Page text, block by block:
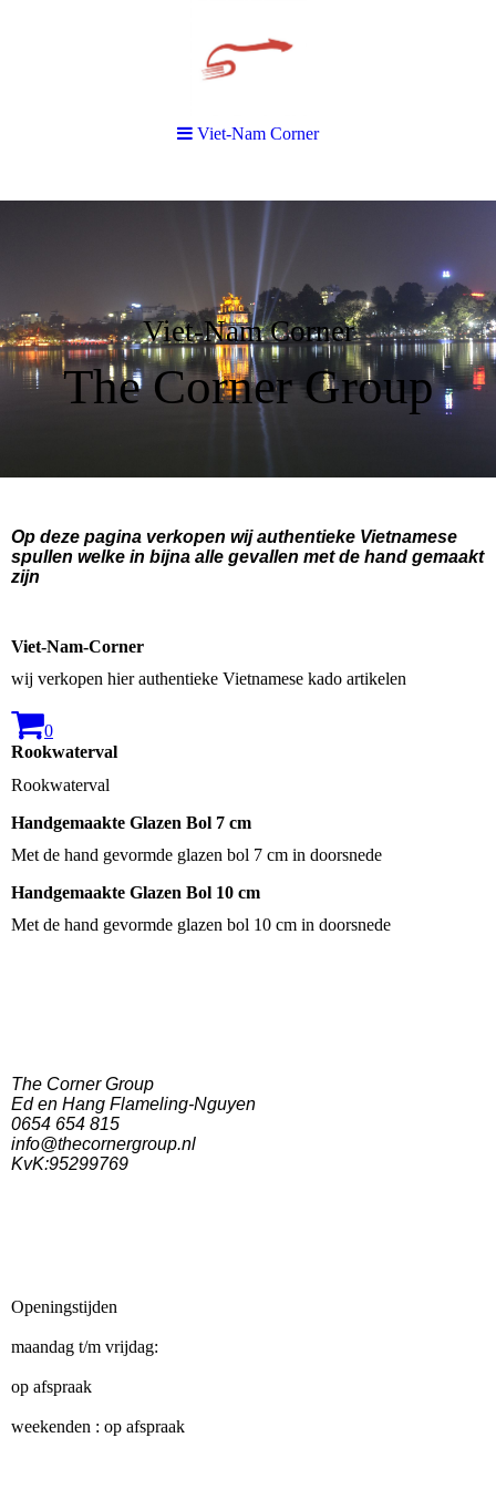
Viet-Nam Corner
The Corner Group
Op deze pagina verkopen wij authentieke Vietnamese
spullen welke in bijna alle gevallen met de hand gemaakt
zijn
Viet-Nam-Corner
wij verkopen hier authentieke Vietnamese kado artikelen
0
Rookwaterval
Rookwaterval
Handgemaakte Glazen Bol 7 cm
Met de hand gevormde glazen bol 7 cm in doorsnede
Handgemaakte Glazen Bol 10 cm
Met de hand gevormde glazen bol 10 cm in doorsnede
The Corner Group
Ed en Hang Flameling-Nguyen
0654 654 815
info@thecornergroup.nl
KvK:95299769
Openingstijden
maandag t/m vrijdag:
op afspraak
weekenden : op afspraak
Viet-Nam Corner